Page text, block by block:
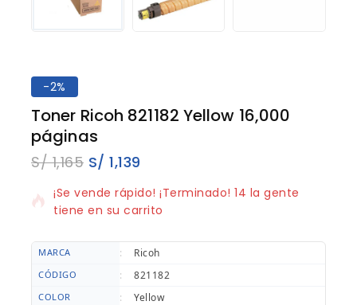
-2%
Toner Ricoh 821182 Yellow 16,000
páginas
S/1,165 S/ 1,139
10 productos vendidos en los últimos 12 horas
¡Se vende rápido! ¡Terminado! 14 la gente
tiene en su carrito
MARCA : Ricoh
CÓDIGO : 821182
COLOR : Yellow